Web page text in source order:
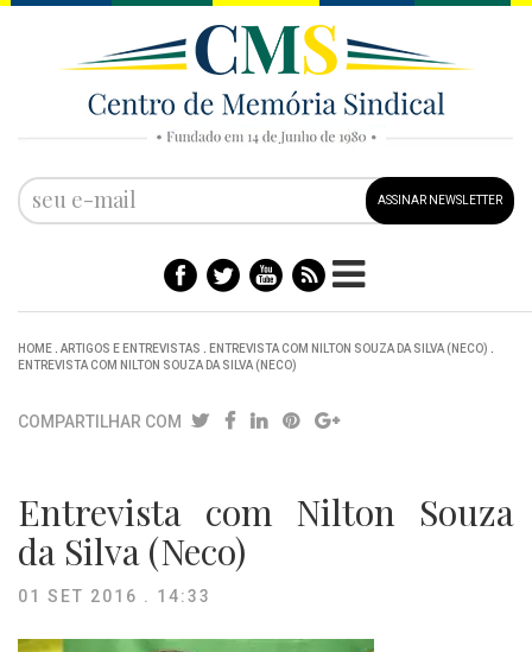
ASSINAR NEWSLETTER
HOME ARTIGOS E ENTREVISTAS ENTREVISTA COM NILTON SOUZA DA SILVA (NECO)
ENTREVISTA COM NILTON SOUZA DA SILVA (NECO)
COMPARTILHAR COM
Entrevista com Nilton Souza
da Silva (Neco)
01 SET 2016 . 14:33